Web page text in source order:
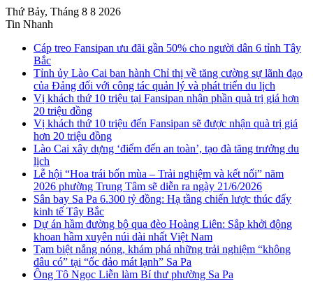
Thứ Bảy, Tháng 8 8 2026
Tin Nhanh
Cáp treo Fansipan ưu đãi gần 50% cho người dân 6 tỉnh Tây
Bắc
Tỉnh ủy Lào Cai ban hành Chỉ thị về tăng cường sự lãnh đạo
của Đảng đối với công tác quản lý và phát triển du lịch
Vị khách thứ 10 triệu tại Fansipan nhận phần quà trị giá hơn
20 triệu đồng
Vị khách thứ 10 triệu đến Fansipan sẽ được nhận quà trị giá
hơn 20 triệu đồng
Lào Cai xây dựng ‘điểm đến an toàn’, tạo đà tăng trưởng du
lịch
Lễ hội “Hoa trái bốn mùa – Trải nghiệm và kết nối” năm
2026 phường Trung Tâm sẽ diễn ra ngày 21/6/2026
Sân bay Sa Pa 6.300 tỷ đồng: Hạ tầng chiến lược thúc đẩy
kinh tế Tây Bắc
Dự án hầm đường bộ qua đèo Hoàng Liên: Sắp khởi động
khoan hầm xuyên núi dài nhất Việt Nam
Tạm biệt nắng nóng, khám phá những trải nghiệm “không
đâu có” tại “ốc đảo mát lạnh” Sa Pa
Ông Tô Ngọc Liễn làm Bí thư phường Sa Pa